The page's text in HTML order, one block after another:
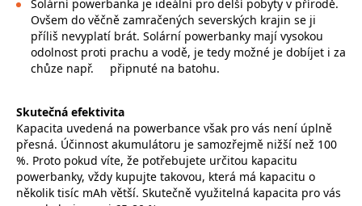
Solární powerbanka je ideální pro delší pobyty v přírodě.
Ovšem do věčně zamračených severských krajin se ji
příliš nevyplatí brát. Solární powerbanky mají vysokou
odolnost proti prachu a vodě, je tedy možné je dobíjet i za
chůze např.
připnuté na batohu.
Skutečná efektivita
Kapacita uvedená na powerbance však pro vás není úplně
přesná. Účinnost akumulátoru je samozřejmě nižší než 100
%. Proto pokud víte, že potřebujete určitou kapacitu
powerbanky, vždy kupujte takovou, která má kapacitu o
několik tisíc mAh větší. Skutečně využitelná kapacita pro vás